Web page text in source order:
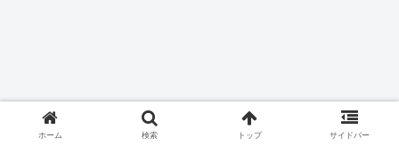
ホーム 検索 トップ サイドバー